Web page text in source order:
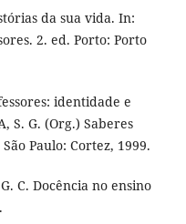
da sua vida. In:
2. ed. Porto: Porto
identidade e
S. G. (Org.) Saberes
Paulo: Cortez, 1999.
C. Docência no ensino